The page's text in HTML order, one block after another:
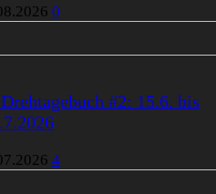
0
#2: 15.6. bis
4